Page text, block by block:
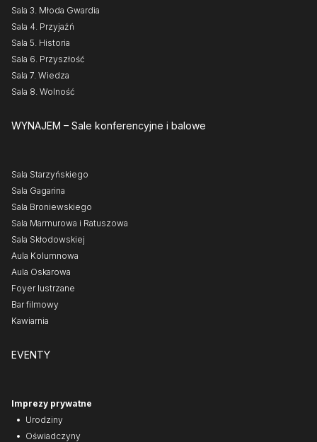
Sala 3. Młoda Gwardia
Sala 4. Przyjaźń
Sala 5. Historia
Sala 6. Przyszłość
Sala 7. Wiedza
Sala 8. Wolność
WYNAJEM – Sale konferencyjne i balowe
Sala Starzyńskiego
Sala Gagarina
Sala Broniewskiego
Sala Marmurowa i Ratuszowa
Sala Skłodowskiej
Aula Kolumnowa
Aula Oskarowa
Foyer lustrzane
Bar filmowy
Kawiarnia
EVENTY
Imprezy prywatne
Urodziny
Oświadczyny